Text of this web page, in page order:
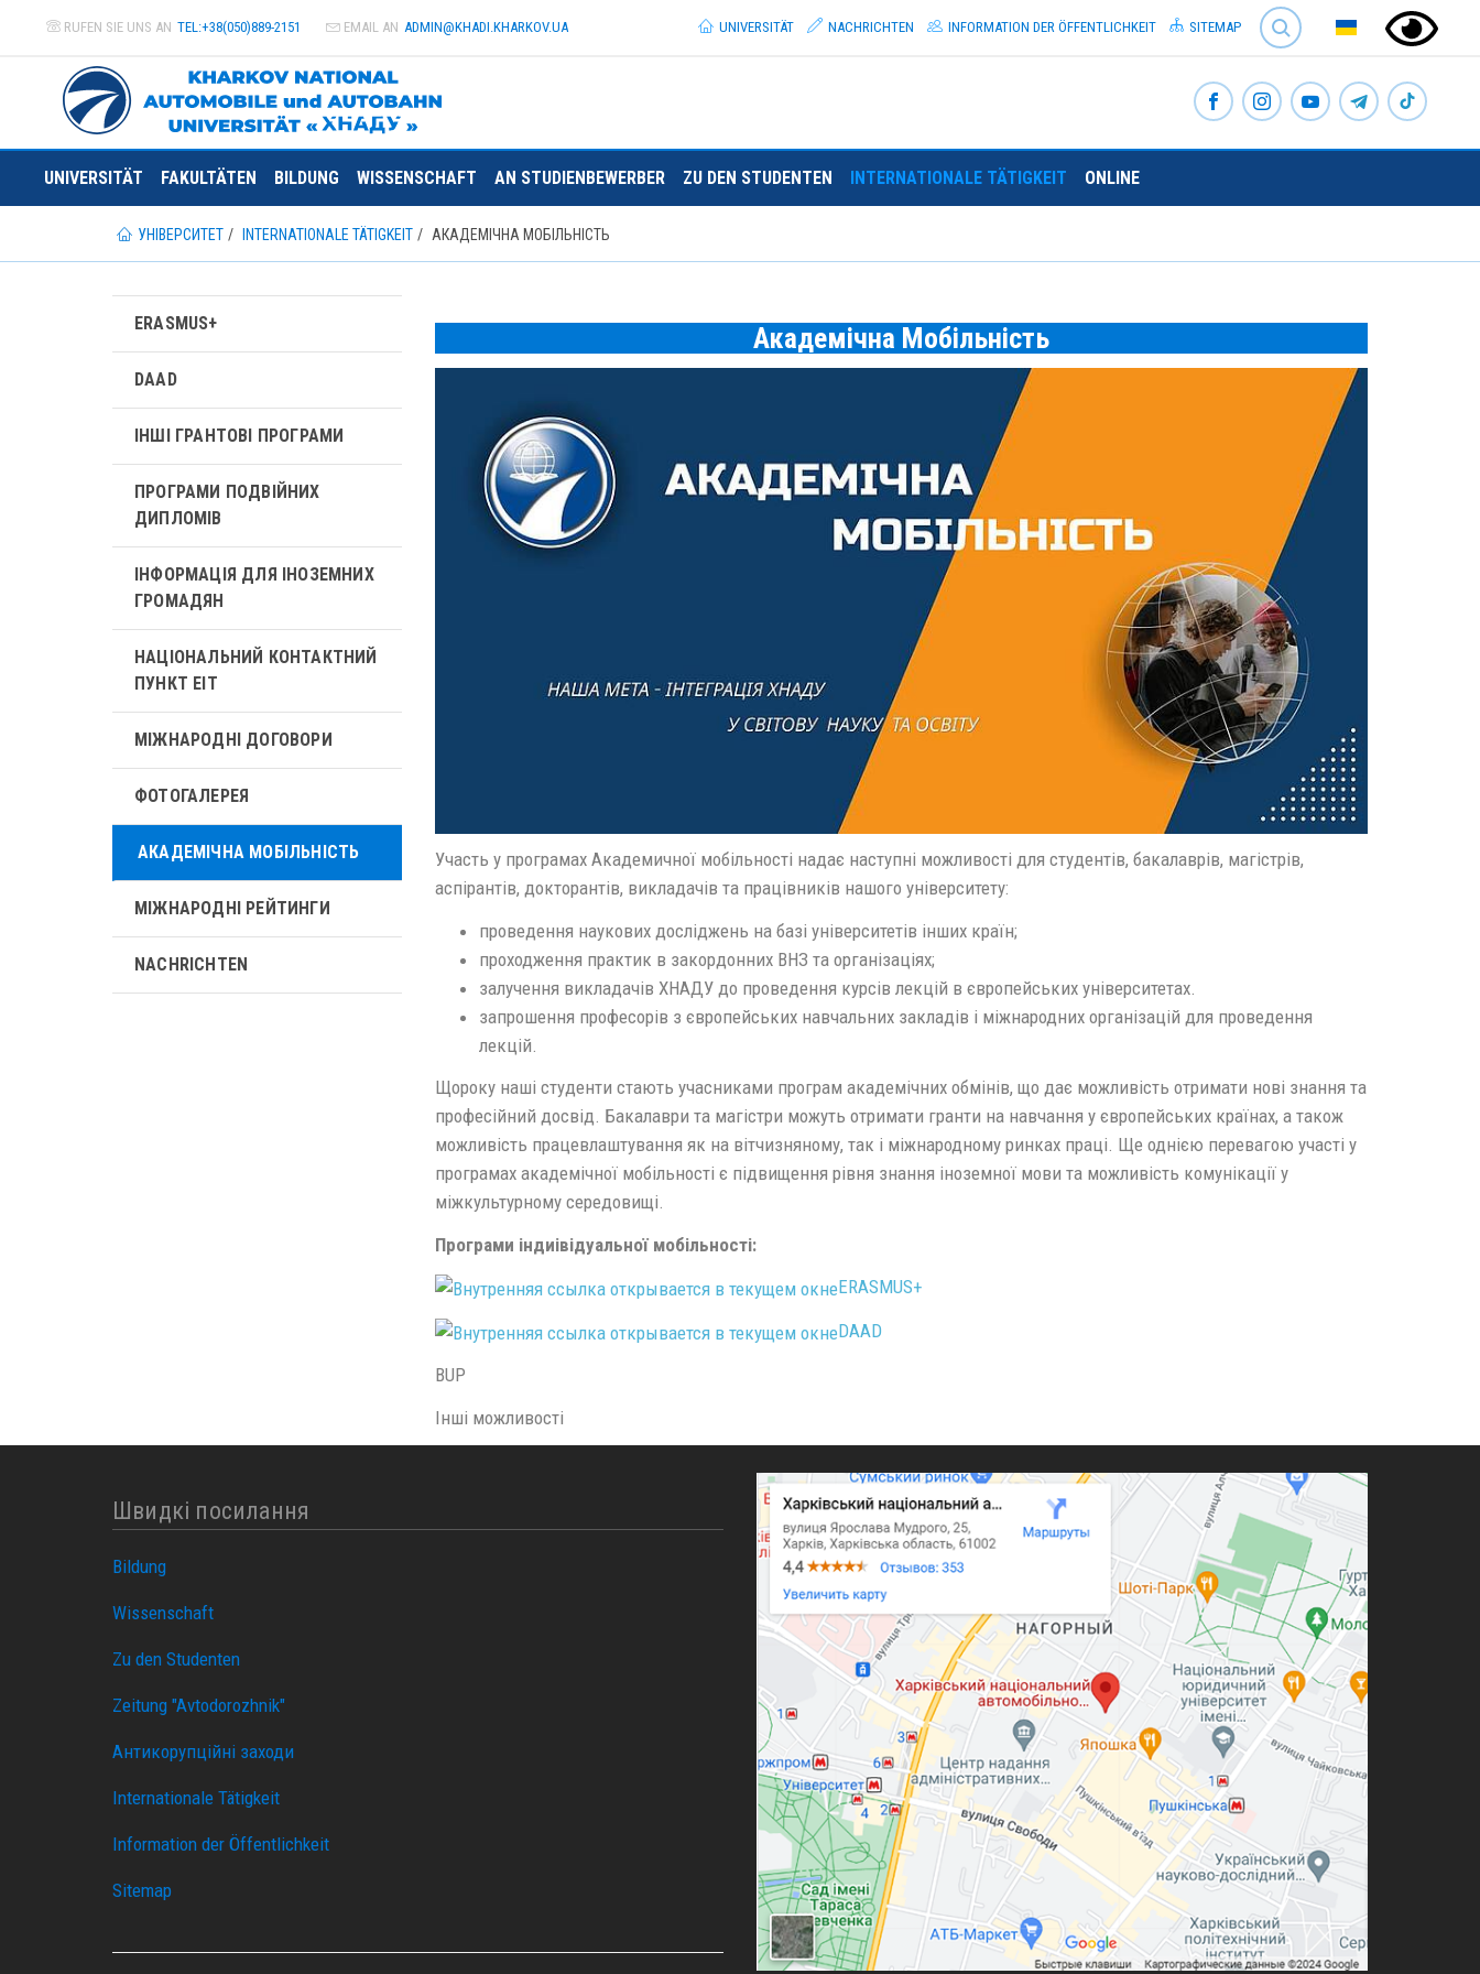
RUFEN SIE UNS AN TEL:+38(050)889-2151 EMAIL AN ADMIN@KHADI.KHARKOV.UA
SEARCH
UNIVERSITÄT
NACHRICHTEN INFORMATION DER ÖFFENTLICHKEIT SITEMAP
UNIVERSITÄT FAKULTÄTEN BILDUNG WISSENSCHAFT AN STUDIENBEWERBER ZU DEN STUDENTEN INTERNATIONALE TÄTIGKEIT ONLINE
УНІВЕРСИТЕТ INTERNATIONALE TÄTIGKEIT АКАДЕМІЧНА МОБІЛЬНІСТЬ
Академічна Мобільність
Участь у програмах Академичної мобільності надає наступні можливості для студентів, бакалаврів, магістрів,
аспірантів, докторантів, викладачів та працівників нашого університету:
проведення наукових досліджень на базі університетів інших країн;
проходження практик в закордонних ВНЗ та організаціях;
залучення викладачів ХНАДУ до проведення курсів лекцій в європейських університетах.
запрошення професорів з європейських навчальних закладів і міжнародних організацій для проведення
лекцій.
Щороку наші студенти стають учасниками програм академічних обмінів, що дає можливість отримати нові знання та
професійний досвід. Бакалаври та магістри можуть отримати гранти на навчання у європейських країнах, а також
можливість працевлаштування як на вітчизняному, так і міжнародному ринках праці. Ще однією перевагою участі у
програмах академічної мобільності є підвищення рівня знання іноземної мови та можливість комунікації у
міжкультурному середовищі.
Програми індиівідуальної мобільності:
ERASMUS+
DAAD
BUP
Інші можливості
ERASMUS+
DAAD
ІНШІ ГРАНТОВІ ПРОГРАМИ
ПРОГРАМИ ПОДВІЙНИХ
ДИПЛОМІВ
ІНФОРМАЦІЯ ДЛЯ ІНОЗЕМНИХ
ГРОМАДЯН
НАЦІОНАЛЬНИЙ КОНТАКТНИЙ
ПУНКТ ЕІТ
МІЖНАРОДНІ ДОГОВОРИ
ФОТОГАЛЕРЕЯ
АКАДЕМІЧНА МОБІЛЬНІСТЬ
МІЖНАРОДНІ РЕЙТИНГИ
NACHRICHTEN
Швидкі посилання
Bildung
Wissenschaft
Zu den Studenten
Zeitung "Avtodorozhnik"
Антикорупційні заходи
Internationale Tätigkeit
Information der Öffentlichkeit
Sitemap